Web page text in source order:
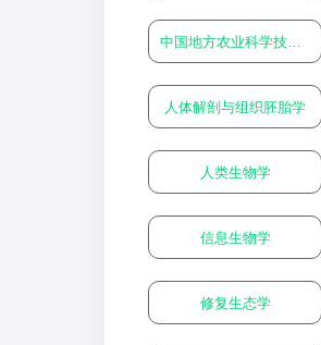
人体解剖与组织胚胎学
人类生物学
信息生物学
修复生态学